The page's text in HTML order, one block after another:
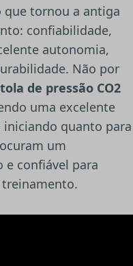
que tornou a antiga
confiabilidade,
autonomia,
Não por
de pressão CO2
uma excelente
quanto para
um
confiável para